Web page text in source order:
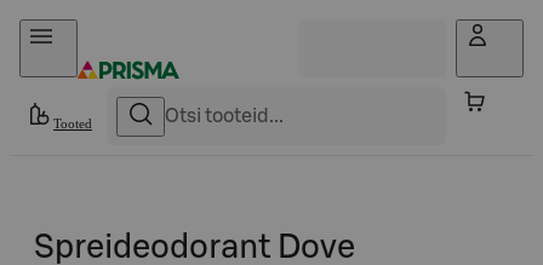
Otse sisu juurde
Tooted
Spreideodorant Dove